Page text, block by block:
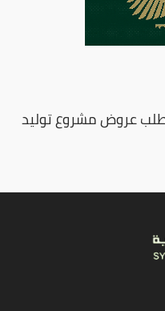
عروض مشروع توليد